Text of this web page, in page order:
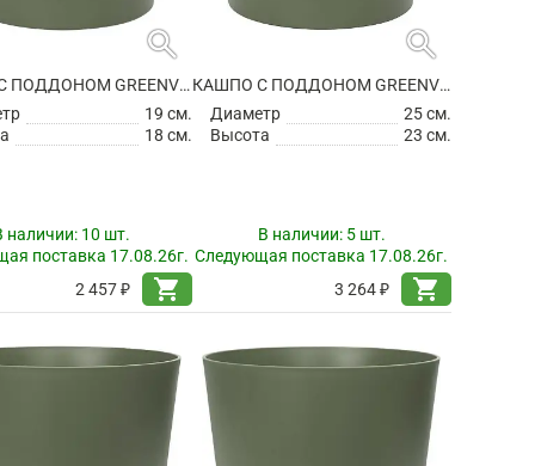
search
КАШПО С ПОДДОНОМ GREENVILLE ROUND LEAF GREEN
19 см.
18 см.
наличии: 10 шт.
поставка 17.08.26г.
2 457 ₽
shopping_cart
search
КАШПО С ПОДДОНОМ GREENVILLE ROUND LEAF GREEN
Диаметр
25 см.
Высота
23 см.
В наличии: 5 шт.
Следующая поставка 17.08.26г.
3 264 ₽
shopping_cart